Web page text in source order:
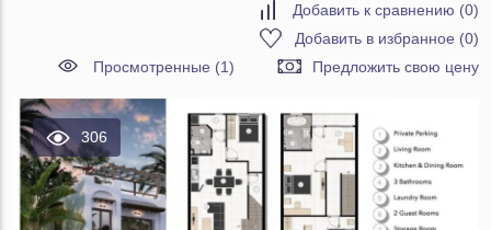
Добавить к сравнению (0)
Добавить в избранное (0)
Просмотренные (1)
Предложить свою цену
306